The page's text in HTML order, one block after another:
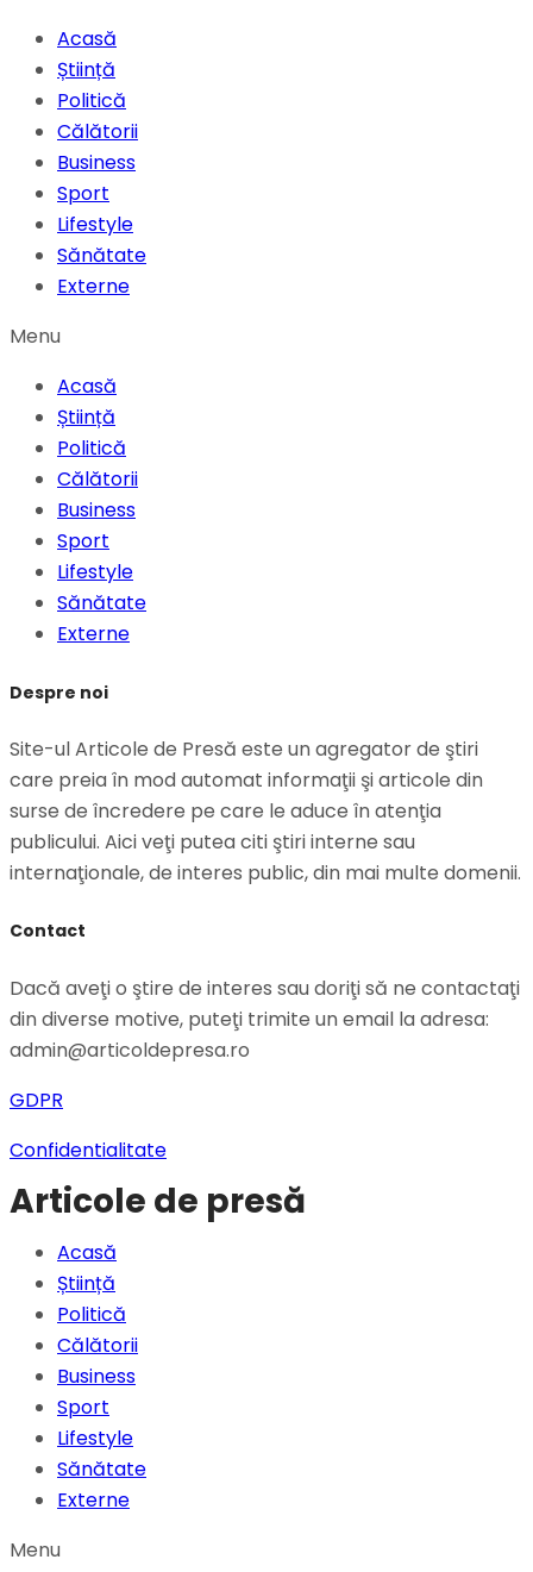
Acasă
Știință
Politică
Călătorii
Business
Sport
Lifestyle
Sănătate
Externe
Menu
Acasă
Știință
Politică
Călătorii
Business
Sport
Lifestyle
Sănătate
Externe
Despre noi
Site-ul Articole de Presă este un agregator de ştiri
care preia în mod automat informaţii şi articole din
surse de încredere pe care le aduce în atenţia
publicului. Aici veţi putea citi ştiri interne sau
internaţionale, de interes public, din mai multe domenii.
Contact
Dacă aveţi o ştire de interes sau doriţi să ne contactaţi
din diverse motive, puteţi trimite un email la adresa:
admin@articoldepresa.ro
GDPR
Confidentialitate
Articole de presă
Acasă
Știință
Politică
Călătorii
Business
Sport
Lifestyle
Sănătate
Externe
Menu